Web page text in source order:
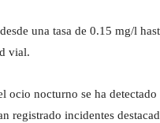
una tasa de 0.15 mg/l
vial.
nocturno se ha detectado
registrado incidentes